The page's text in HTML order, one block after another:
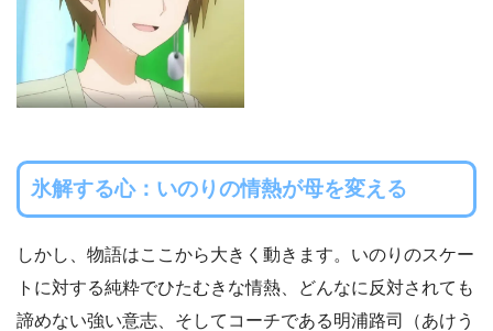
氷解する心：いのりの情熱が母を変える
しかし、物語はここから大きく動きます。いのりのスケー
トに対する純粋でひたむきな情熱、どんなに反対されても
諦めない強い意志、そしてコーチである明浦路司（あけう